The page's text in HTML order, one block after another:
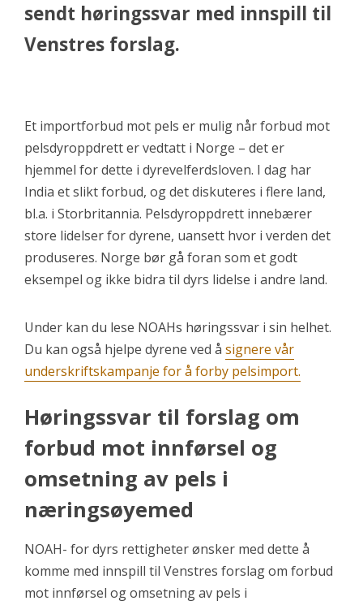
sendt høringssvar med innspill til
Venstres forslag.
Et importforbud mot pels er mulig når forbud mot
pelsdyroppdrett er vedtatt i Norge – det er
hjemmel for dette i dyrevelferdsloven. I dag har
India et slikt forbud, og det diskuteres i flere land,
bl.a. i Storbritannia. Pelsdyroppdrett innebærer
store lidelser for dyrene, uansett hvor i verden det
produseres. Norge bør gå foran som et godt
eksempel og ikke bidra til dyrs lidelse i andre land.
Under kan du lese NOAHs høringssvar i sin helhet.
Du kan også hjelpe dyrene ved å signere vår
underskriftskampanje for å forby pelsimport.
Høringssvar til forslag om
forbud mot innførsel og
omsetning av pels i
næringsøyemed
NOAH- for dyrs rettigheter ønsker med dette å
komme med innspill til Venstres forslag om forbud
mot innførsel og omsetning av pels i